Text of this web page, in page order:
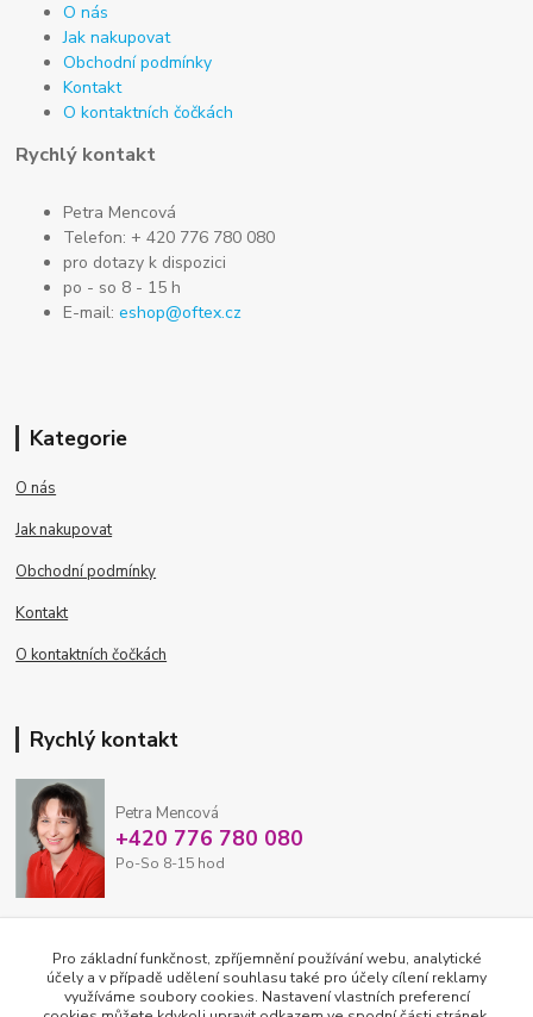
O nás
Jak nakupovat
Obchodní podmínky
Kontakt
O kontaktních čočkách
Rychlý kontakt
Petra Mencová
Telefon: + 420 776 780 080
pro dotazy k dispozici
po - so 8 - 15 h
E-mail:eshop@oftex.cz
Kategorie
O nás
Jak nakupovat
Obchodní podmínky
Kontakt
O kontaktních čočkách
Rychlý kontakt
Petra Mencová
+420 776 780 080
Po-So 8-15 hod
Pro základní funkčnost, zpříjemnění používání webu, analytické
účely a v případě udělení souhlasu také pro účely cílení reklamy
využíváme soubory cookies. Nastavení vlastních preferencí